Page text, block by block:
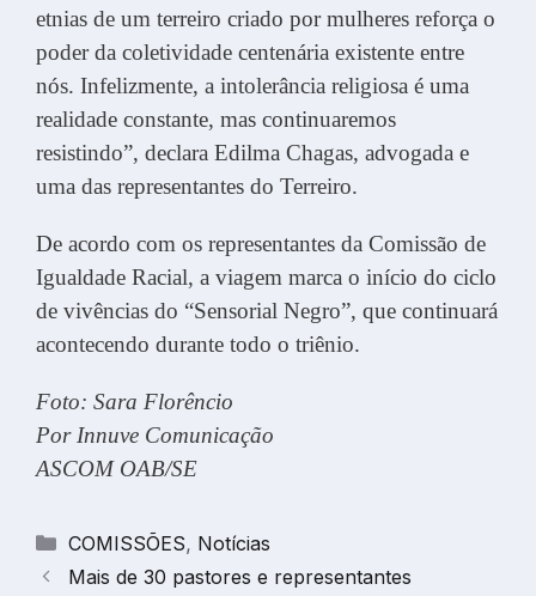
etnias de um terreiro criado por mulheres reforça o
poder da coletividade centenária existente entre
nós. Infelizmente, a intolerância religiosa é uma
realidade constante, mas continuaremos
resistindo”, declara Edilma Chagas, advogada e
uma das representantes do Terreiro.
De acordo com os representantes da Comissão de
Igualdade Racial, a viagem marca o início do ciclo
de vivências do “Sensorial Negro”, que continuará
acontecendo durante todo o triênio.
Foto: Sara Florêncio
Por Innuve Comunicação
ASCOM OAB/SE
Categorias
COMISSÕES, Notícias
Mais de 30 pastores e representantes